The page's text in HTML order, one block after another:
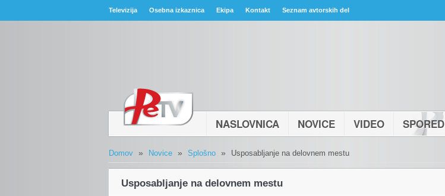
Televizija Osebna izkaznica Ekipa Kontakt Seznam avtorskih del
NASLOVNICA NOVICE VIDEO SPORED
Domov » Novice » Splošno » Usposabljanje na delovnem mestu
Usposabljanje na delovnem mestu